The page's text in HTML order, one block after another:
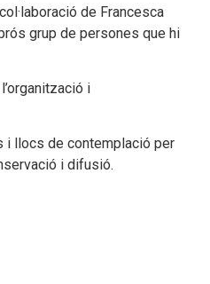
de Francesca
grup de persones que hi
i
i llocs de contemplació per
i difusió.